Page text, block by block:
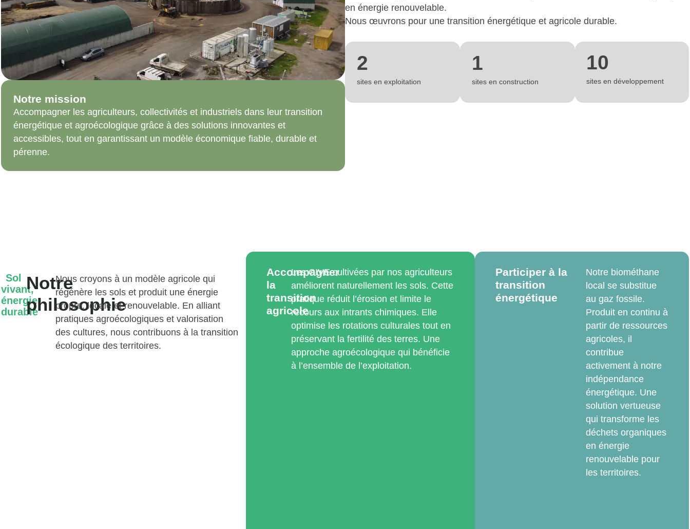
Notre mission
Accompagner les agriculteurs, collectivités et industriels dans leur transition
énergétique et agroécologique grâce à des solutions innovantes et
accessibles, tout en garantissant un modèle économique fiable, durable et
pérenne.
en énergie renouvelable.
Nous œuvrons pour une transition énergétique et agricole durable.
sites en exploitation
2
sites en construction
1
sites en développement
10
Sol
vivant,
énergie
durable
Notre
philosophie
Nous croyons à un modèle agricole qui
régénère les sols et produit une énergie
propre, locale et renouvelable. En alliant
pratiques agroécologiques et valorisation
des cultures, nous contribuons à la transition
écologique des territoires.
Accompagner
la
transition
agricole
Les CIVE cultivées par nos agriculteurs
améliorent naturellement les sols. Cette
pratique réduit l’érosion et limite le
recours aux intrants chimiques. Elle
optimise les rotations culturales tout en
préservant la fertilité des terres. Une
approche agroécologique qui bénéficie
à l’ensemble de l’exploitation.
Participer à la
transition
énergétique
Notre biométhane
local se substitue
au gaz fossile.
Produit en continu à
partir de ressources
agricoles, il
contribue
activement à notre
indépendance
énergétique. Une
solution vertueuse
qui transforme les
déchets organiques
en énergie
renouvelable pour
les territoires.